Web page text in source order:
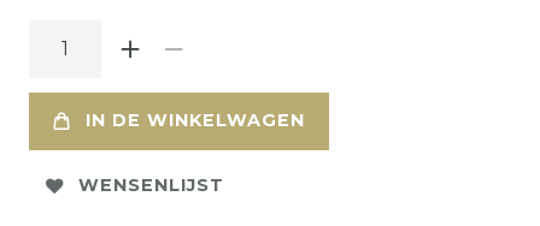
IN DE WINKELWAGEN
WENSENLIJST